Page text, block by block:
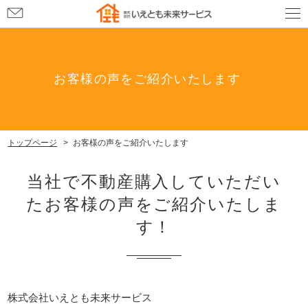
お客様の声をご紹介いたします
トップページ お客様の声をご紹介いたします
当社で不動産購入していただい
たお客様の声をご紹介いたしま
す！
株式会社いえとも未来サービス